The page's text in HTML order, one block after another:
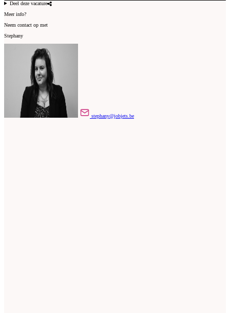
Deel deze vacature
Meer info?
Neem contact op met
Stephany
stephany@jobjets.be